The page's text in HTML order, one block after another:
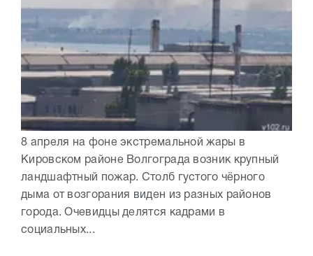
8 апреля на фоне экстремальной жары в
Кировском районе Волгограда возник крупный
ландшафтный пожар. Столб густого чёрного
дыма от возгорания виден из разных районов
города. Очевидцы делятся кадрами в
социальных...